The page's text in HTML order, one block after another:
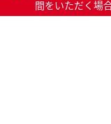
間をいただく場